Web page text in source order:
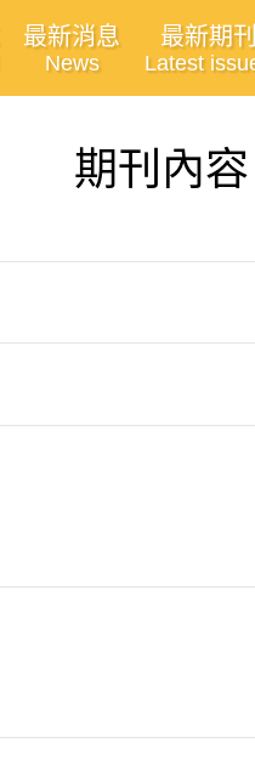
最新消息
News
最新期刊
Latest
期刊內容